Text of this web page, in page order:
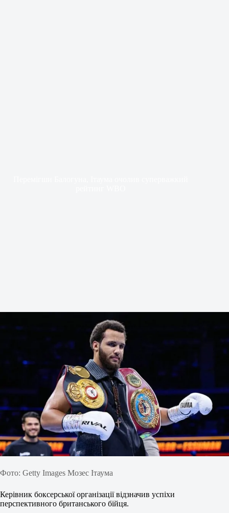
Фото: Getty Images Мозес Ітаума
Керівник боксерської організації відзначив успіхи
перспективного британського бійця.